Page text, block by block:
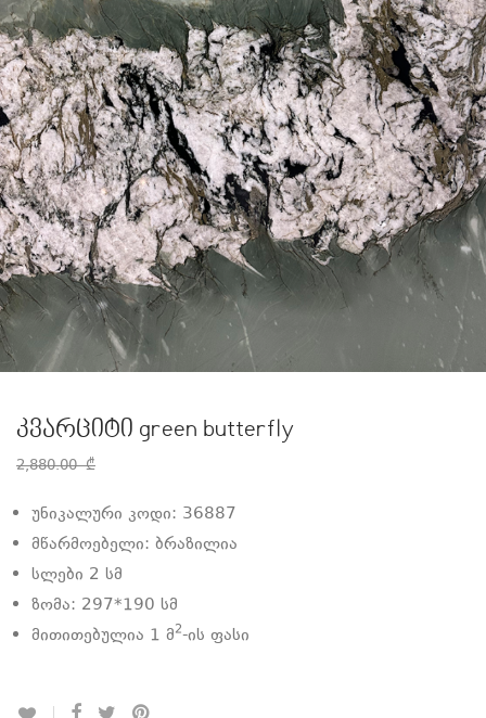
კვარციტი green butterfly
2,880.00₾
უნიკალური კოდი: 36887
მწარმოებელი: ბრაზილია
სლები 2 სმ
ზომა: 297*190 სმ
მითითებულია 1 მ2-ის ფასი